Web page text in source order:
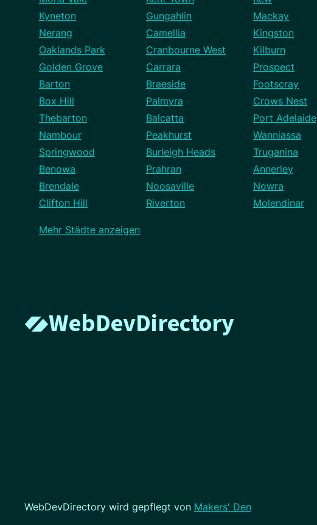
Kyneton
Gungahlin Mackay
Nerang
Camellia Kingston
Oaklands Park
Cranbourne West Kilburn
Golden Grove
Carrara Prospect
Barton
Braeside Footscray
Box Hill
Palmyra Crows Nest
Thebarton
Balcatta Port Adelaide
Nambour
Peakhurst Wanniassa
Springwood
Burleigh Heads Truganina
Benowa
Prahran Annerley
Brendale
Noosaville Nowra
Clifton Hill
Riverton Molendinar
Mehr Städte anzeigen
WebDevDirectory
WebDevDirectory wird gepflegt von Makers' Den